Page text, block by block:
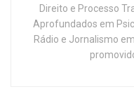
Direito e Processo
Aprofundados em
Rádio e Jornalismo